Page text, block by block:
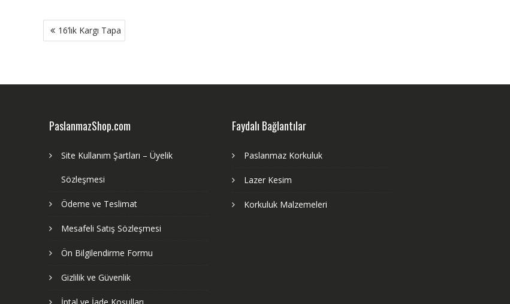
Yazı
gezinmesi
16’lık Kargı Tapa
PaslanmazShop.com
Site Kullanım Şartları – Üyelik
Sözleşmesi
Ödeme ve Teslimat
Mesafeli Satış Sözleşmesi
Ön Bilgilendirme Formu
Gizlilik ve Güvenlik
Faydalı Bağlantılar
Paslanmaz Korkuluk
Lazer Kesim
Korkuluk Malzemeleri